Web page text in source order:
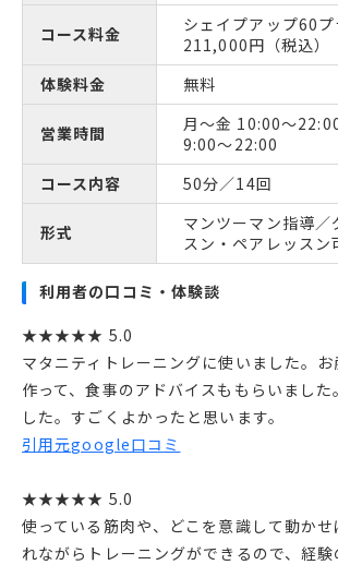
コース料金
シェイプアップ60プ
211,000円（税込）
体験料金
無料
営業時間
月～金 10:00～
9:00～22:00
コース内容
50分／14回
形式
マンツーマン指導／
スン・ペアレッスン
利用者の口コミ・体験談
★★★★★ 5.0
マタニティトレーニングに使いました。
作って、食事のアドバイスももらいまし
した。すごくよかったと思います。
引用元google口コミ
★★★★★ 5.0
使っている筋肉や、どこを意識して動かせ
れながらトレーニングができるので、経